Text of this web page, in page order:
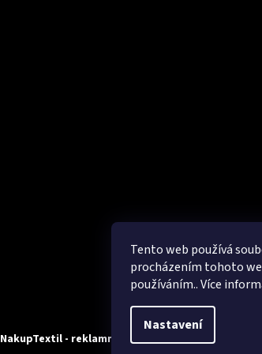
Tento web používá
procházením tohoto
používáním.. Více
Nastavení
NakupTextil - reklamní textil Adler / Malfini -